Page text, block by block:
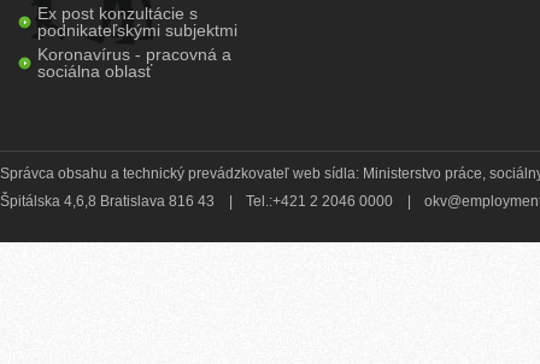
Ex post konzultácie s
podnikateľskými subjektmi
Koronavírus - pracovná a
sociálna oblasť
Správca obsahu a technický prevádzkovateľ web sídla: Ministerstvo práce,
Špitálska 4,6,8 Bratislava 816 43
Tel.:+421 2 2046 0000